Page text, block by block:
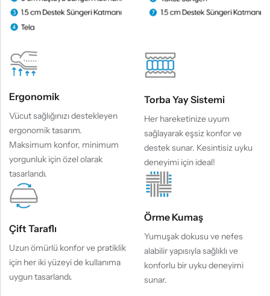
Ergonomik
Vücut sağlığınızı destekleyen
ergonomik tasarım.
Maksimum konfor, minimum
yorgunluk için özel olarak
tasarlandı.
Çift Taraflı
Uzun ömürlü konfor ve pratiklik
için her iki yüzeyi de kullanıma
uygun tasarlandı.
Torba Yay Sistemi
Her hareketinize uyum
sağlayarak eşsiz konfor ve
destek sunar. Kesintisiz uyku
deneyimi için ideal!
Örme Kumaş
Yumuşak dokusu ve nefes
alabilir yapısıyla sağlıklı ve
konforlu bir uyku deneyimi
sunar.